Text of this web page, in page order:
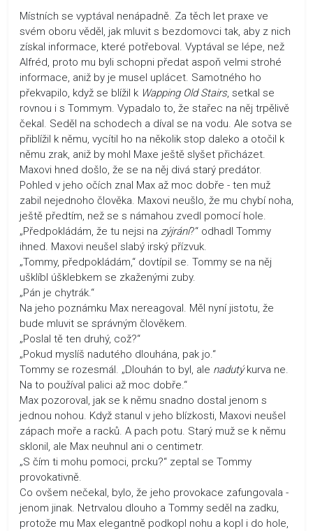
Místních se vyptával nenápadně. Za těch let praxe ve
svém oboru věděl, jak mluvit s bezdomovci tak, aby z nich
získal informace, které potřeboval. Vyptával se lépe, než
Alfréd, proto mu byli schopni předat aspoň velmi strohé
informace, aniž by je musel uplácet. Samotného ho
překvapilo, když se blížil k Wapping Old Stairs, setkal se
rovnou i s Tommym. Vypadalo to, že stařec na něj trpělivě
čekal. Seděl na schodech a díval se na vodu. Ale sotva se
přiblížil k němu, vycítil ho na několik stop daleko a otočil k
němu zrak, aniž by mohl Maxe ještě slyšet přicházet.
Maxovi hned došlo, že se na něj divá starý predátor.
Pohled v jeho očích znal Max až moc dobře - ten muž
zabil nejednoho člověka. Maxovi neušlo, že mu chybí noha,
ještě předtím, než se s námahou zvedl pomocí hole.
„Předpokládám, že tu nejsi na zýjrání?“ odhadl Tommy
ihned. Maxovi neušel slabý irský přízvuk.
„Tommy, předpokládám,“ dovtípil se. Tommy se na něj
ušklíbl úšklebkem se zkaženými zuby.
„Pán je chytrák.“
Na jeho poznámku Max nereagoval. Měl nyní jistotu, že
bude mluvit se správným člověkem.
„Poslal tě ten druhý, což?“
„Pokud myslíš nadutého dlouhána, pak jo.“
Tommy se rozesmál. „Dlouhán to byl, ale nadutýkurva ne.
Na to používal palici až moc dobře.“
Max pozoroval, jak se k němu snadno dostal jenom s
jednou nohou. Když stanul v jeho blízkosti, Maxovi neušel
zápach moře a racků. A pach potu. Starý muž se k němu
sklonil, ale Max neuhnul ani o centimetr.
„S čím ti mohu pomoci, prcku?“ zeptal se Tommy
provokativně.
Co ovšem nečekal, bylo, že jeho provokace zafungovala -
jenom jinak. Netrvalou dlouho a Tommy seděl na zadku,
protože mu Max elegantně podkopl nohu a kopl i do hole,